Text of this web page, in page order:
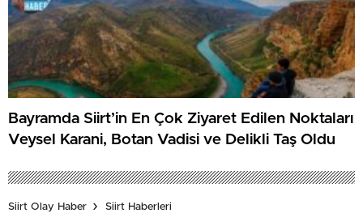
Bayramda Siirt’in En Çok Ziyaret Edilen Noktaları
Veysel Karani, Botan Vadisi ve Delikli Taş Oldu
Siirt Olay Haber Siirt Haberleri